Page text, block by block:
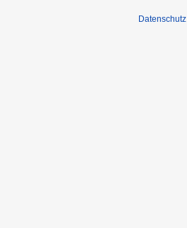
Datenschutz